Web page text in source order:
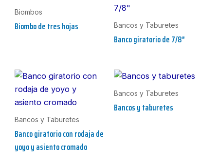
Biombos
Biombo de tres hojas Bancos y Taburetes
Banco giratorio de 7/8″
Bancos y Taburetes
Banco giratorio con rodaja de
yoyo y asiento cromado
Bancos y Taburetes
Bancos y taburetes